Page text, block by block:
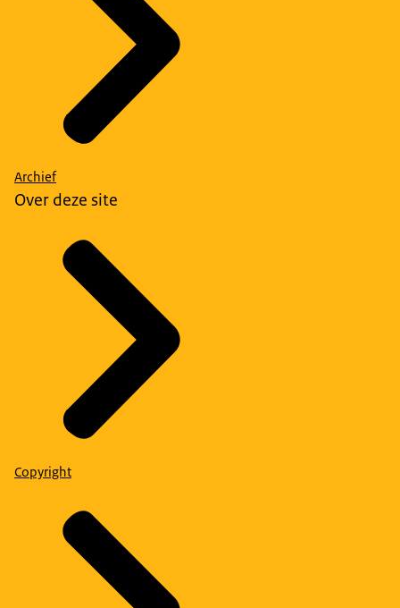
Archief
Over deze site
Copyright